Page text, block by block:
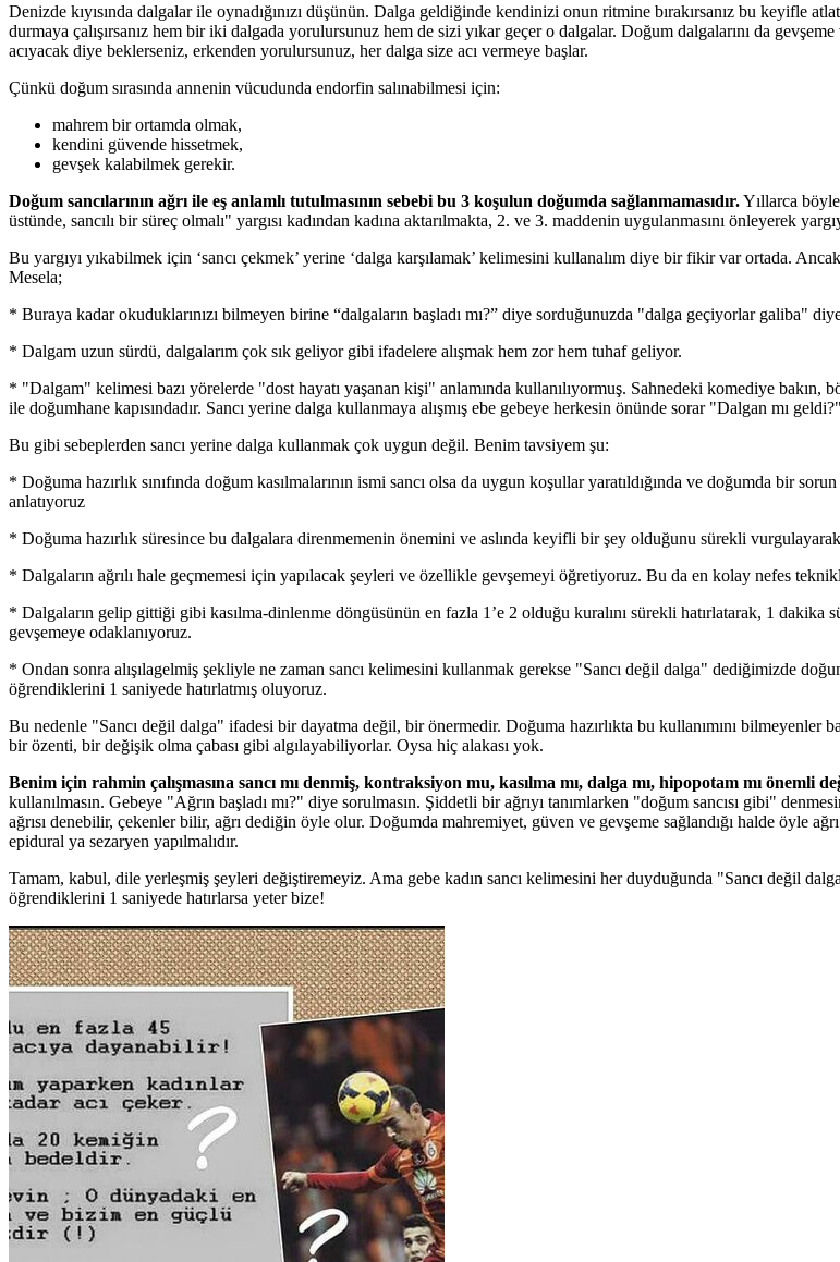
Denizde kıyısında dalgalar ile oynadığınızı düşünün. Dalga geldiğinde kendinizi onun ritmine bırakırsanız bu keyifle
durmaya çalışırsanız hem bir iki dalgada yorulursunuz hem de sizi yıkar geçer o dalgalar. Doğum dalgalarını da
acıyacak diye beklerseniz, erkenden yorulursunuz, her dalga size acı vermeye başlar.
Çünkü doğum sırasında annenin vücudunda endorfin salınabilmesi için:
mahrem bir ortamda olmak,
kendini güvende hissetmek,
gevşek kalabilmek gerekir.
Doğum sancılarının ağrı ile eş anlamlı tutulmasının sebebi bu 3 koşulun doğumda sağlanmamasıdır.Yıllarca
üstünde, sancılı bir süreç olmalı" yargısı kadından kadına aktarılmakta, 2. ve 3. maddenin uygulanmasını önleyerek
Bu yargıyı yıkabilmek için ‘sancı çekmek’ yerine ‘dalga karşılamak’ kelimesini kullanalım diye bir fikir var ortada.
Mesela;
* Buraya kadar okuduklarınızı bilmeyen birine “dalgaların başladı mı?” diye sorduğunuzda "dalga geçiyorlar galiba"
* Dalgam uzun sürdü, dalgalarım çok sık geliyor gibi ifadelere alışmak hem zor hem tuhaf geliyor.
* "Dalgam" kelimesi bazı yörelerde "dost hayatı yaşanan kişi" anlamında kullanılıyormuş. Sahnedeki komediye bakın,
ile doğumhane kapısındadır. Sancı yerine dalga kullanmaya alışmış ebe gebeye herkesin önünde sorar "Dalgan mı geldi?"
Bu gibi sebeplerden sancı yerine dalga kullanmak çok uygun değil. Benim tavsiyem şu:
* Doğuma hazırlık sınıfında doğum kasılmalarının ismi sancı olsa da uygun koşullar yaratıldığında ve doğumda bir sorun
anlatıyoruz
* Doğuma hazırlık süresince bu dalgalara direnmemenin önemini ve aslında keyifli bir şey olduğunu sürekli
* Dalgaların ağrılı hale geçmemesi için yapılacak şeyleri ve özellikle gevşemeyi öğretiyoruz. Bu da en kolay nefes
* Dalgaların gelip gittiği gibi kasılma-dinlenme döngüsünün en fazla 1’e 2 olduğu kuralını sürekli hatırlatarak, 1 dakika
gevşemeye odaklanıyoruz.
* Ondan sonra alışılagelmiş şekliyle ne zaman sancı kelimesini kullanmak gerekse "Sancı değil dalga" dediğimizde
öğrendiklerini 1 saniyede hatırlatmış oluyoruz.
Bu nedenle "Sancı değil dalga" ifadesi bir dayatma değil, bir önermedir. Doğuma hazırlıkta bu kullanımını bilmeyenler
bir özenti, bir değişik olma çabası gibi algılayabiliyorlar. Oysa hiç alakası yok.
Benim için rahmin çalışmasına sancı mı denmiş, kontraksiyon mu, kasılma mı, dalga mı, hipopotam mı önemli
kullanılmasın. Gebeye "Ağrın başladı mı?" diye sorulmasın. Şiddetli bir ağrıyı tanımlarken "doğum sancısı gibi"
ağrısı denebilir, çekenler bilir, ağrı dediğin öyle olur. Doğumda mahremiyet, güven ve gevşeme sağlandığı halde öyle
epidural ya sezaryen yapılmalıdır.
Tamam, kabul, dile yerleşmiş şeyleri değiştiremeyiz. Ama gebe kadın sancı kelimesini her duyduğunda "Sancı değil
öğrendiklerini 1 saniyede hatırlarsa yeter bize!